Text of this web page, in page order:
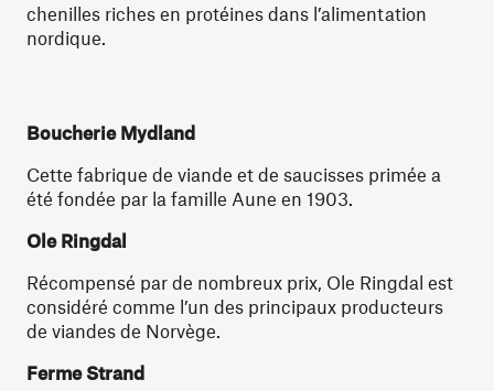
chenilles riches en protéines dans l’alimentation
nordique.
Boucherie Mydland
Cette fabrique de viande et de saucisses primée a
été fondée par la famille Aune en 1903.
Ole Ringdal
Récompensé par de nombreux prix, Ole Ringdal est
considéré comme l’un des principaux producteurs
de viandes de Norvège.
Ferme Strand